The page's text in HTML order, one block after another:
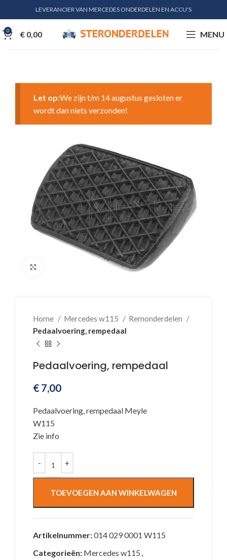
LEVERANCIER VAN MERCEDES ONDERDELEN EN ACCU'S
0 € 0,00 MENU
Let op:We zijn t/m 14 augustus gesloten er
wordt dan niets verzonden!
Klik voor vergroting
Home Mercedes w115
Remonderdelen
Pedaalvoering, rempedaal
Pedaalvoering, rempedaal
€ 7,00
Pedaalvoering, rempedaal Meyle
W115
Zie info
TOEVOEGEN AAN WINKELWAGEN
Artikelnummer:014 029 0001 W115
Categorieën: Mercedes w115 ,